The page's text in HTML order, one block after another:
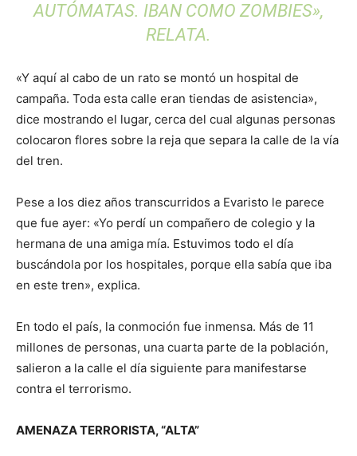
AUTÓMATAS. IBAN COMO ZOMBIES»,
RELATA.
«Y aquí al cabo de un rato se montó un hospital de
campaña. Toda esta calle eran tiendas de asistencia»,
dice mostrando el lugar, cerca del cual algunas personas
colocaron flores sobre la reja que separa la calle de la vía
del tren.
Pese a los diez años transcurridos a Evaristo le parece
que fue ayer: «Yo perdí un compañero de colegio y la
hermana de una amiga mía. Estuvimos todo el día
buscándola por los hospitales, porque ella sabía que iba
en este tren», explica.
En todo el país, la conmoción fue inmensa. Más de 11
millones de personas, una cuarta parte de la población,
salieron a la calle el día siguiente para manifestarse
contra el terrorismo.
AMENAZA TERRORISTA, “ALTA”